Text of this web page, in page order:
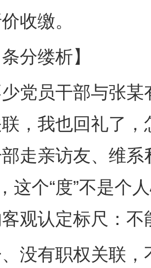
收缴。
缕析】
员干部与张某
，我也回礼了，
走亲访友、维
这个“度”不是个
观认定标尺：
有职权关联，